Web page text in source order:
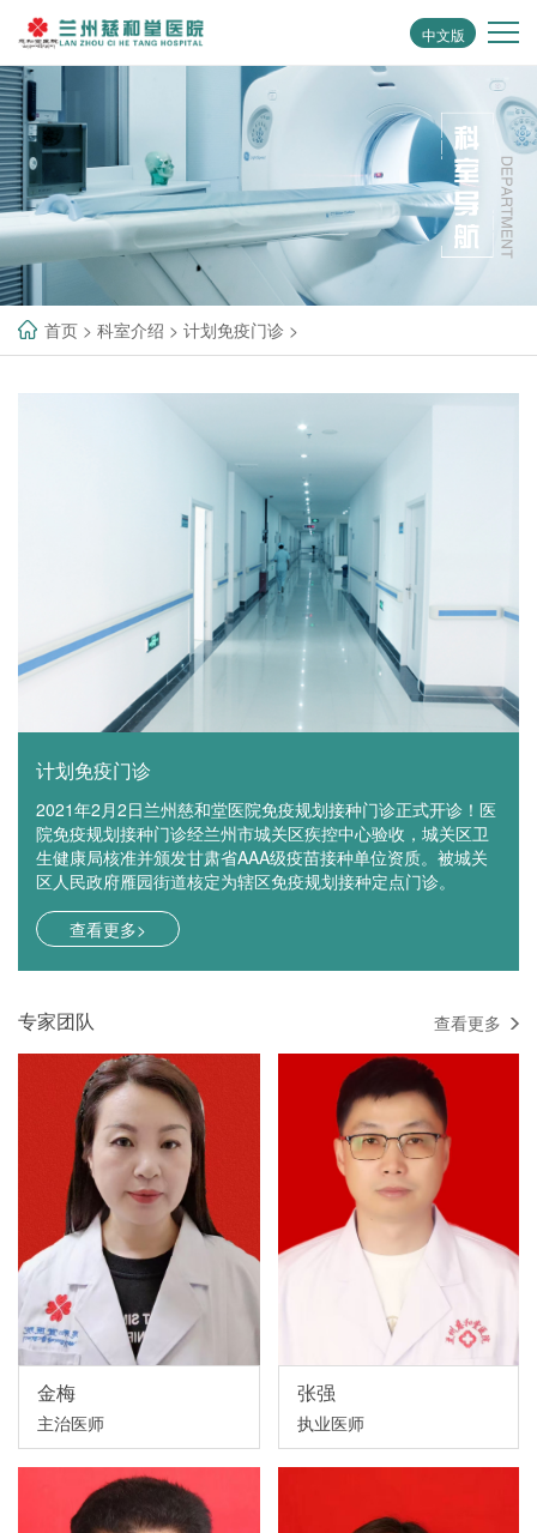
中文版
首页 > 科室介绍 > 计划免疫门诊 >
计划免疫门诊
2021年2月2日兰州慈和堂医院免疫规划接种门诊正式开诊！医
院免疫规划接种门诊经兰州市城关区疾控中心验收，城关区卫
生健康局核准并颁发甘肃省AAA级疫苗接种单位资质。被城关
区人民政府雁园街道核定为辖区免疫规划接种定点门诊。
查看更多>
专家团队 查看更多
金梅
主治医师
张强
执业医师